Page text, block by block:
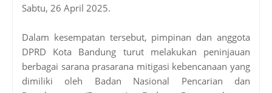
Sabtu, 26 April 2025.
Dalam kesempatan tersebut, pimpinan dan anggota
DPRD Kota Bandung turut melakukan peninjauan
berbagai sarana prasarana mitigasi kebencanaan yang
dimiliki oleh Badan Nasional Pencarian dan